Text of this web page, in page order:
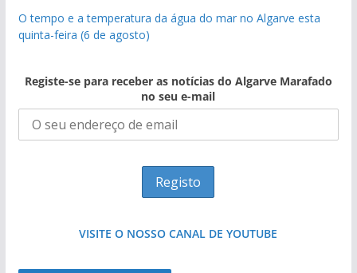
O tempo e a temperatura da água do mar no Algarve esta
quinta-feira (6 de agosto)
Registe-se para receber as notícias do Algarve Marafado
no seu e-mail
VISITE O NOSSO CANAL DE YOUTUBE